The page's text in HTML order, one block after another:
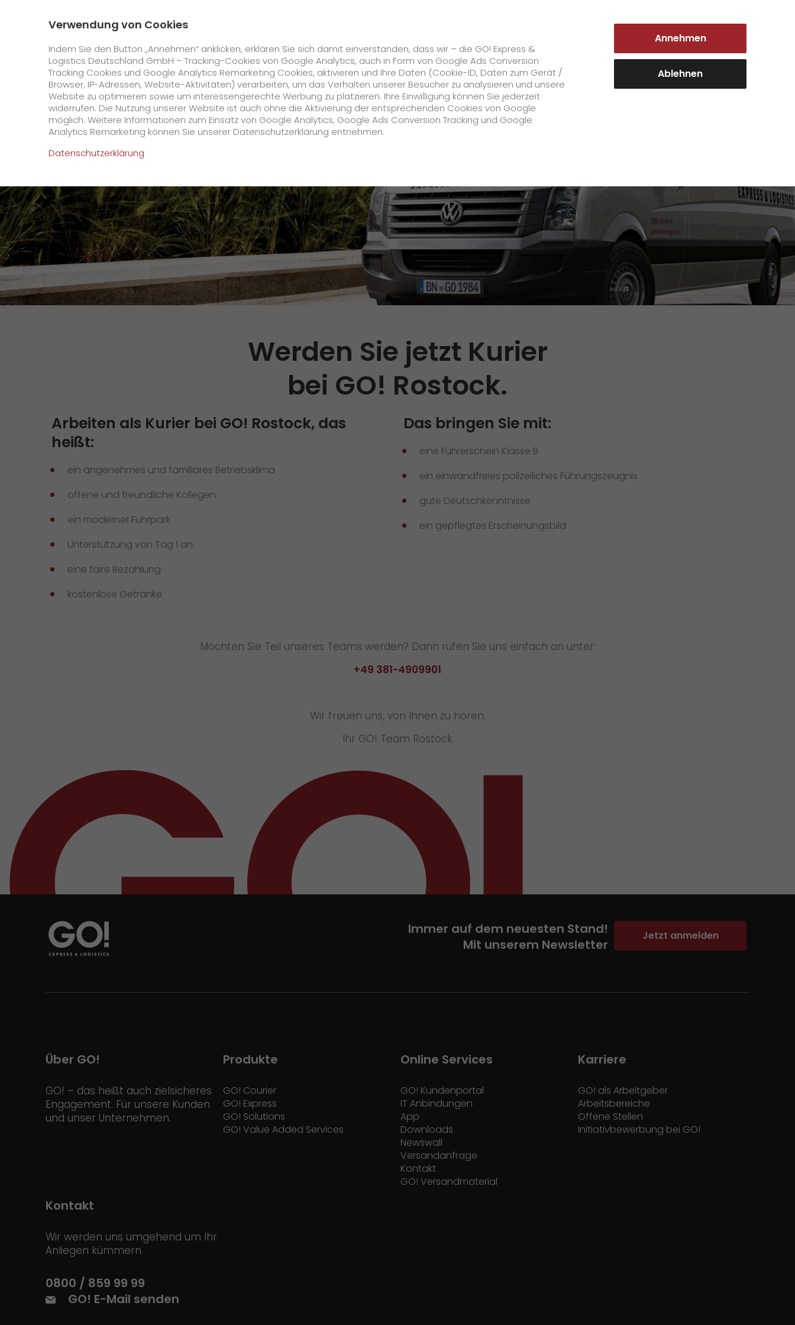
Login Kundenportal
GO! Courier GO! Express GO! Solutions GO! Value Added Services
Online Services
GO! Kundenportal
App
Downloads
Newswall
+
Wir rocken Ihre Logistik
Tiroler Currywurst in
Kontakt
Unternehmen
Daten & Fakten
Historie
CSR
Qualität
Zertifizierungen
Auszeichnungen
Presse
GO! Pressekontakt
Offene Stellen
Initiativbewerbung bei GO!
+
Initiativbewerbung als Kurier
Initiativbewerbung als Mitarbeiter
Initiativbewerbung als Sortierkraft
Startseite Unternehmen Stationen Rostock Arbeiten bei GO! Rostock
Werden Sie jetzt Kurier
bei GO! Rostock.
Arbeiten als Kurier bei GO! Rostock, das
heißt:
ein angenehmes und familiäres Betriebsklima
offene und freundliche Kollegen
ein moderner Fuhrpark
Unterstützung von Tag 1 an
eine faire Bezahlung
kostenlose Getränke
Das bringen Sie mit:
eine Führerschein Klasse B
ein einwandfreies polizeiliches Führungszeugnis
gute Deutschkenntnisse
ein gepflegtes Erscheinungsbild
Möchten Sie Teil unseres Teams werden? Dann rufen Sie uns einfach an unter:
+49 381-4909901
Wir freuen uns, von Ihnen zu hören.
Ihr GO! Team Rostock
Immer auf dem neuesten Stand!
Mit unserem Newsletter
Jetzt anmelden
Über GO!
GO! – das heißt auch zielsicheres
Engagement. Für unsere Kunden
und unser Unternehmen.
Produkte
GO! Courier
GO! Express
GO! Solutions
GO! Value Added Services
Online Services
GO! Kundenportal
IT Anbindungen
App
Downloads
Newswall
Versandanfrage
Kontakt
GO! Versandmaterial
Karriere
GO! als Arbeitgeber
Arbeitsbereiche
Offene Stellen
Initiativbewerbung bei GO!
Kontakt
Wir werden uns umgehend um Ihr
Anliegen kümmern.
0800 / 859 99 99
GO! E-Mail senden
Verwendung von Cookies
Indem Sie den Button „Annehmen“ anklicken, erklären Sie sich damit einverstanden, dass wir – die GO! Express &
Logistics Deutschland GmbH – Tracking-Cookies von Google Analytics, auch in Form von Google Ads Conversion
Tracking Cookies und Google Analytics Remarketing Cookies, aktivieren und Ihre Daten (Cookie-ID, Daten zum Gerät /
Browser, IP-Adressen, Website-Aktivitäten) verarbeiten, um das Verhalten unserer Besucher zu analysieren und unsere
Website zu optimieren sowie um interessengerechte Werbung zu platzieren. Ihre Einwilligung können Sie jederzeit
widerrufen. Die Nutzung unserer Website ist auch ohne die Aktivierung der entsprechenden Cookies von Google
möglich. Weitere Informationen zum Einsatz von Google Analytics, Google Ads Conversion Tracking und Google
Analytics Remarketing können Sie unserer Datenschutzerklärung entnehmen.
Datenschutzerklärung
Annehmen
Ablehnen